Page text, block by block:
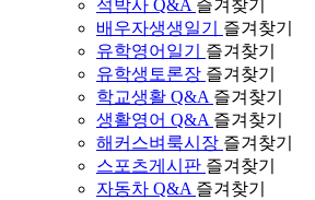
석박사 Q&A 즐겨찾기
배우자생생일기
즐겨찾기
유학영어일기
즐겨찾기
유학생토론장 즐겨찾기
학교생활 Q&A 즐겨찾기
생활영어 Q&A 즐겨찾기
해커스벼룩시장 즐겨찾기
스포츠게시판 즐겨찾기
자동차 Q&A 즐겨찾기